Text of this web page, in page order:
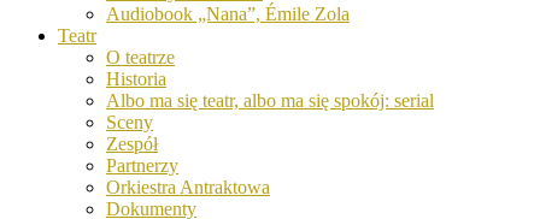
Audiobook „Nana”, Émile Zola
Teatr
O teatrze
Historia
Albo ma się teatr, albo ma się spokój: serial
Sceny
Zespół
Partnerzy
Orkiestra Antraktowa
Dokumenty